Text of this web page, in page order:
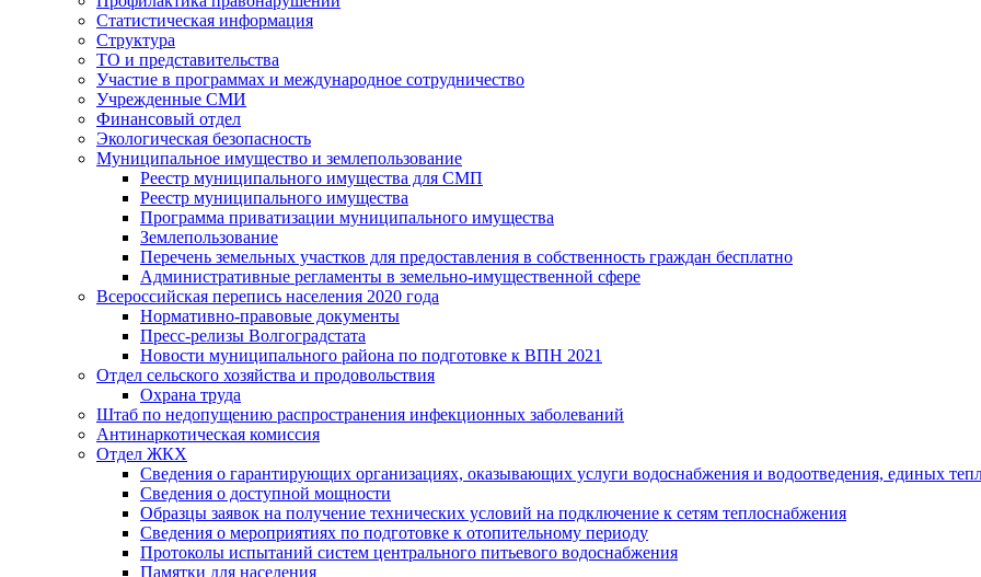
Статистическая информация
Структура
ТО и представительства
Участие в программах и международное сотрудничество
Учрежденные СМИ
Финансовый отдел
Экологическая безопасность
Муниципальное имущество и землепользование
Реестр муниципального имущества для СМП
Реестр муниципального имущества
Программа приватизации муниципального имущества
Землепользование
Перечень земельных участков для предоставления в собственность граждан бесплатно
Административные регламенты в земельно-имущественной сфере
Всероссийская перепись населения 2020 года
Нормативно-правовые документы
Пресс-релизы Волгоградстата
Новости муниципального района по подготовке к ВПН 2021
Отдел сельского хозяйства и продовольствия
Охрана труда
Штаб по недопущению распространения инфекционных заболеваний
Антинаркотическая комиссия
Отдел ЖКХ
Сведения о гарантирующих организациях, оказывающих услуги водоснабжения и водоотведения, единых
Сведения о доступной мощности
Образцы заявок на получение технических условий на подключение к сетям теплоснабжения
Сведения о мероприятиях по подготовке к отопительному периоду
Протоколы испытаний систем центрального питьевого водоснабжения
Памятки для населения